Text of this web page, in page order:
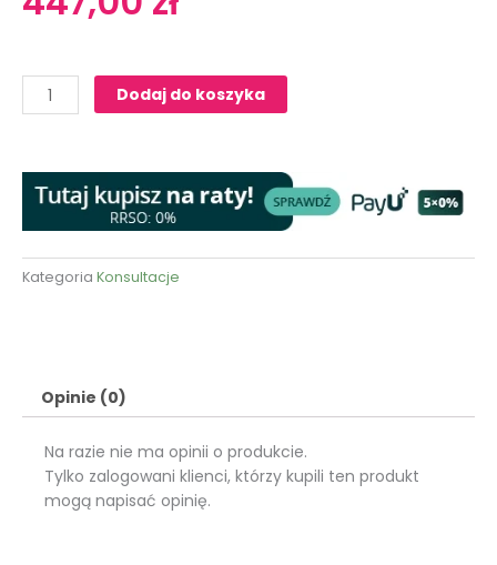
Pakiet
dietetyczny
Dodaj do koszyka
Kategoria Konsultacje
Opinie (0)
Na razie nie ma opinii o produkcie.
Tylko zalogowani klienci, którzy kupili ten produkt
mogą napisać opinię.